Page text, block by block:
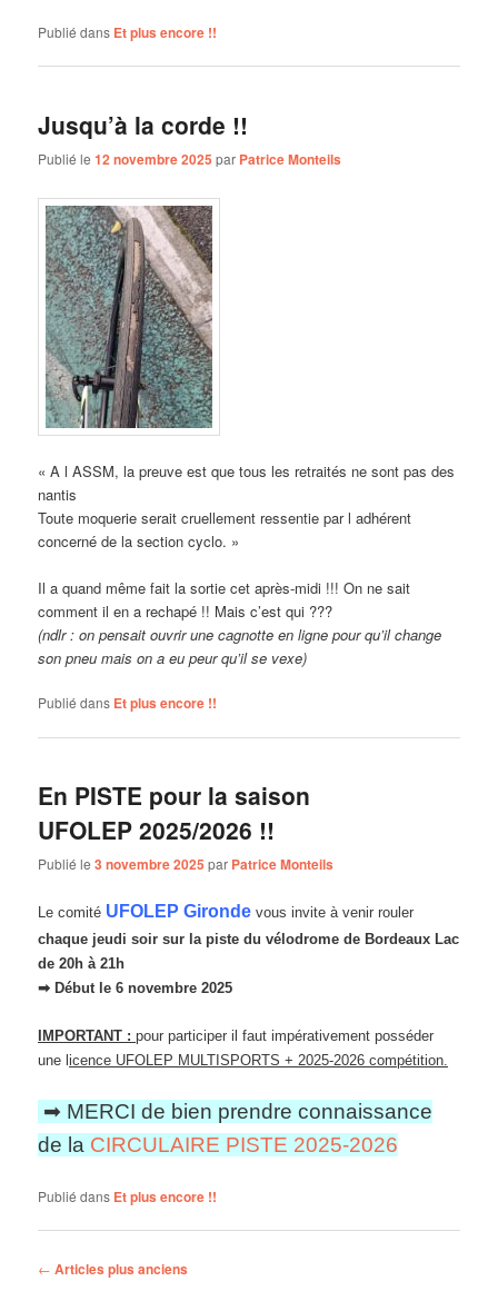
Publié dans Et plus encore !!
Jusqu’à la corde !!
Publié le12 novembre 2025 par Patrice Monteils
« A l ASSM, la preuve est que tous les retraités ne sont pas des
nantis
Toute moquerie serait cruellement ressentie par l adhérent
concerné de la section cyclo. »
Il a quand même fait la sortie cet après-midi !!! On ne sait
comment il en a rechapé !! Mais c’est qui ???
(ndlr : on pensait ouvrir une cagnotte en ligne pour qu’il change
son pneu mais on a eu peur qu’il se vexe)
Publié dans Et plus encore !!
En PISTE pour la saison
UFOLEP 2025/2026 !!
Publié le3 novembre 2025 par Patrice Monteils
Le comité UFOLEP Gironde vous invite à venir rouler
chaque jeudi soir sur la piste duvélodrome de Bordeaux Lac
de 20h à 21h
➡ Début le 6 novembre 2025
IMPORTANT : pour participer il faut impérativement posséder
une licence UFOLEP MULTISPORTS + 2025-2026 compétition.
➡ MERCI de bien prendre connaissance
de la CIRCULAIRE PISTE 2025-2026
Publié dans Et plus encore !!
Navigation
← Articles plus anciens